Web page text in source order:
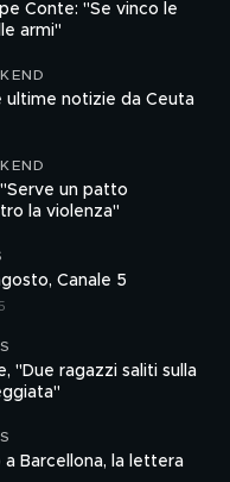
Conte: "Se vinco le
armi"
ultime notizie da Ceuta
un patto
la violenza"
Canale 5
"Due ragazzi saliti sulla
Barcellona, la lettera